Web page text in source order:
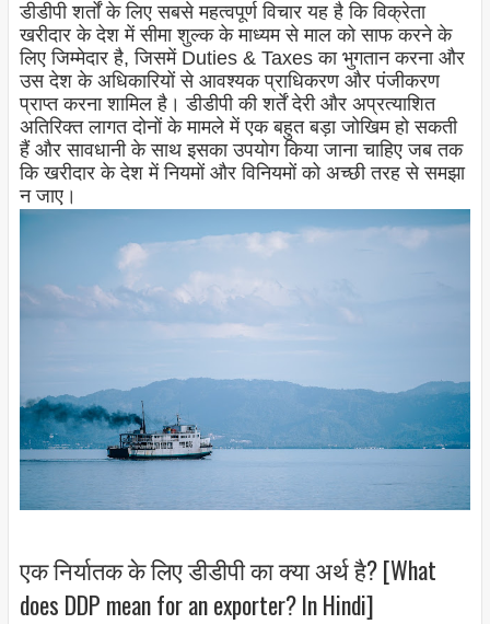
डीडीपी शर्तों के लिए सबसे महत्वपूर्ण विचार यह है कि विक्रेता
खरीदार के देश में सीमा शुल्क के माध्यम से माल को साफ करने के
लिए जिम्मेदार है, जिसमें Duties & Taxes का भुगतान करना और
उस देश के अधिकारियों से आवश्यक प्राधिकरण और पंजीकरण
प्राप्त करना शामिल है। डीडीपी की शर्तें देरी और अप्रत्याशित
अतिरिक्त लागत दोनों के मामले में एक बहुत बड़ा जोखिम हो सकती
हैं और सावधानी के साथ इसका उपयोग किया जाना चाहिए जब तक
कि खरीदार के देश में नियमों और विनियमों को अच्छी तरह से समझा
न जाए।
एक निर्यातक के लिए डीडीपी का क्या अर्थ है? [What
does DDP mean for an exporter? In Hindi]